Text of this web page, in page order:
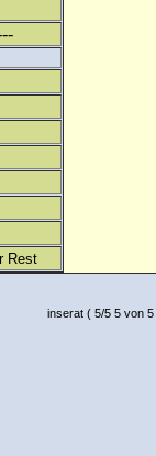
Rest
inserat( 5/5 5 von 5